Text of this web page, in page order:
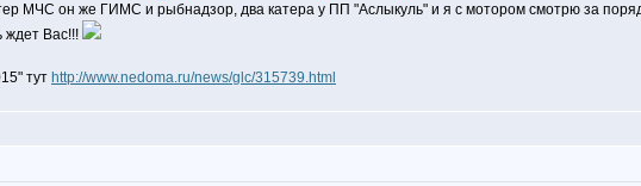
МЧС он же ГИМС и рыбнадзор, два катера у ПП "Аслыкуль" и я с мотором смотрю за
ждет Вас!!!
тут http://www.nedoma.ru/news/glc/315739.html